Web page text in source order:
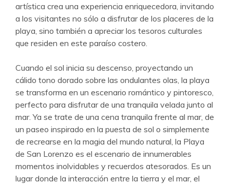
artística crea una experiencia enriquecedora, invitando
a los visitantes no sólo a disfrutar de los placeres de la
playa, sino también a apreciar los tesoros culturales
que residen en este paraíso costero.
Cuando el sol inicia su descenso, proyectando un
cálido tono dorado sobre las ondulantes olas, la playa
se transforma en un escenario romántico y pintoresco,
perfecto para disfrutar de una tranquila velada junto al
mar. Ya se trate de una cena tranquila frente al mar, de
un paseo inspirado en la puesta de sol o simplemente
de recrearse en la magia del mundo natural, la Playa
de San Lorenzo es el escenario de innumerables
momentos inolvidables y recuerdos atesorados. Es un
lugar donde la interacción entre la tierra y el mar, el